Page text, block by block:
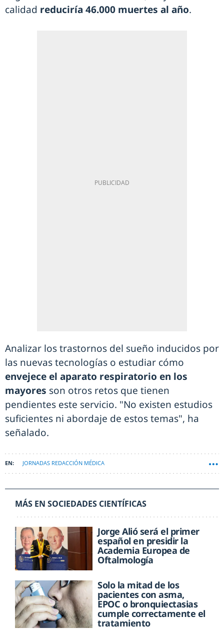
calidad reduciría 46.000 muertes al año.
Analizar los trastornos del sueño inducidos por
las nuevas tecnologías o estudiar cómo
envejece el aparato respiratorio en los
mayores son otros retos que tienen
pendientes este servicio. "No existen estudios
suficientes ni abordaje de estos temas", ha
señalado.
JORNADAS REDACCIÓN MÉDICA
MÁS EN SOCIEDADES CIENTÍFICAS
Jorge Alió será el primer
español en presidir la
Academia Europea de
Oftalmología
Solo la mitad de los
pacientes con asma,
EPOC o bronquiectasias
cumple correctamente el
tratamiento